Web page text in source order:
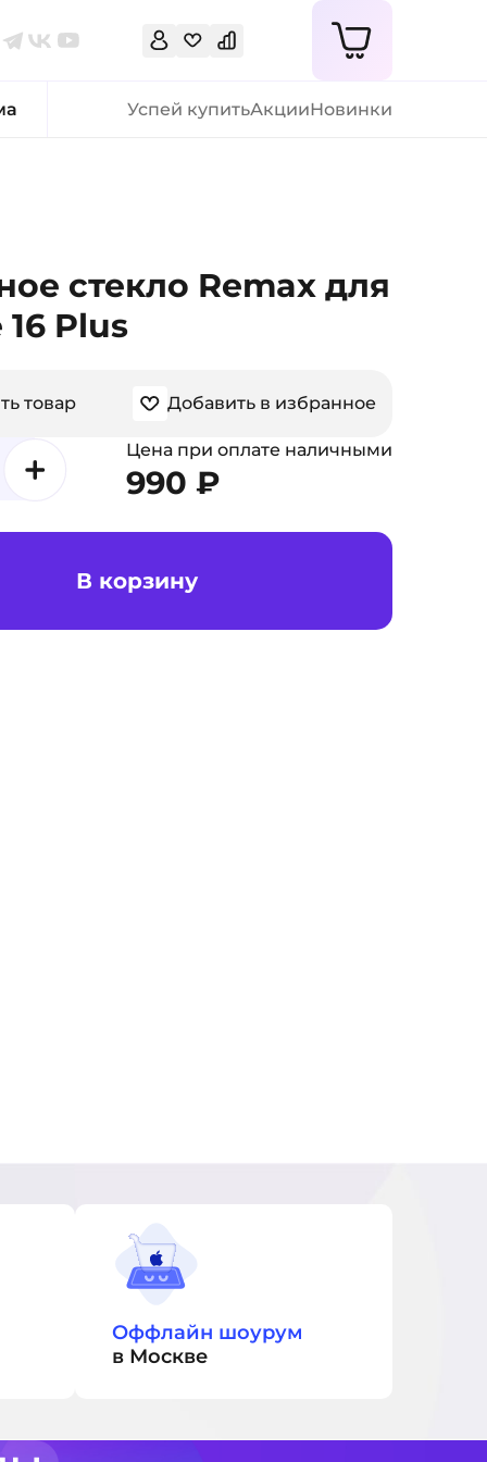
Успей купитьАкцииНовинки
стекло Remax для
Plus
товар Добавить в избранное
Цена при оплате наличными
990 ₽
В корзину
Оффлайн шоурум
в Москве